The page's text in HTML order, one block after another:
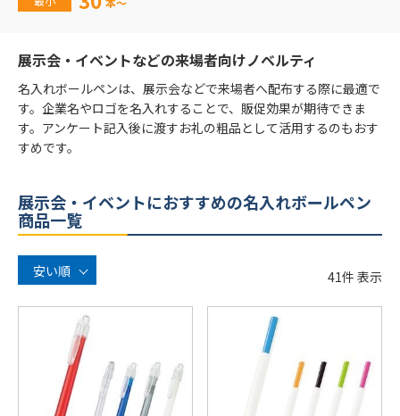
展示会・イベントなどの来場者向けノベルティ
名入れボールペンは、展示会などで来場者へ配布する際に最適で
す。企業名やロゴを名入れすることで、販促効果が期待できま
す。アンケート記入後に渡すお礼の粗品として活用するのもおす
すめです。
展示会・イベントにおすすめの名入れボールペン
商品一覧
安い順 41件 表示